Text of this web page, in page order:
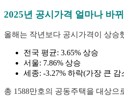
2025년 공시가격 얼마나 바
올해는 작년보다 공시가격이 상승
전국 평균: 3.65% 상승
서울: 7.86% 상승
세종: -3.27% 하락(가장 큰 감
총 1588만호의 공동주택을 대상으